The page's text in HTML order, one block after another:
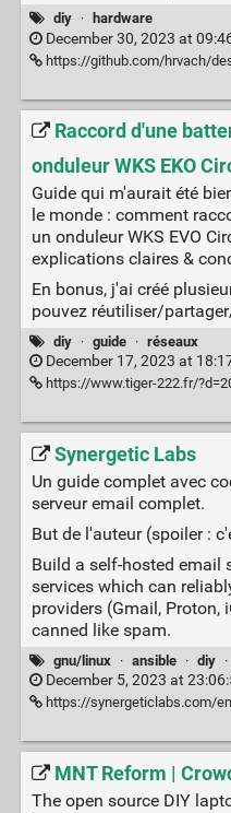
diy · hardware
December 30, 2023 at
https://github.com/hrvach/
Raccord d'une
onduleur WKS EKO
Guide qui m'aurait été
le monde : comment
un onduleur WKS EVO
explications claires &
En bonus, j'ai créé
pouvez réutiliser/
diy · guide · réseaux
December 17, 2023 at
https://www.tiger-222.fr/?d=2023/12/16/23/12/04-
Synergetic Labs
Un guide complet avec
serveur email complet.
But de l'auteur (spoiler :
Build a self-hosted email
services which can
providers (Gmail, Proton,
canned like spam.
gnu/linux · ansible · diy ·
December 5, 2023 at
https://synergeticlabs.com/
MNT Reform |
The open source DIY